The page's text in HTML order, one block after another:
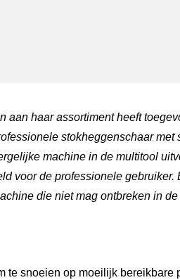
aan haar assortiment heeft
stokheggenschaar met
machine in de multitool
voor de professionele gebruiker.
die niet mag ontbreken in
te snoeien op moeilijk bereikbare